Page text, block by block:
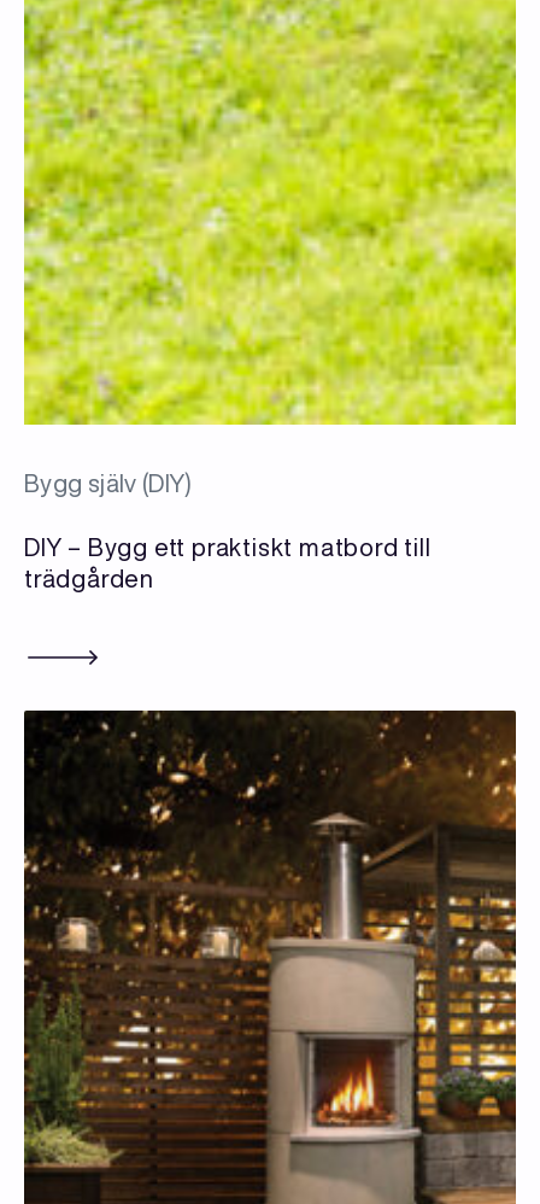
Bygg själv (DIY)
DIY – Bygg ett praktiskt matbord till
trädgården